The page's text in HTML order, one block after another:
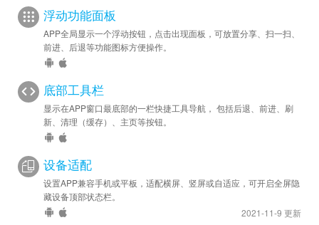
浮动功能面板
APP全局显示一个浮动按钮，点击出现面板，可放置分享、扫一扫、
前进、后退等功能图标方便操作。
底部工具栏
显示在APP窗口最底部的一栏快捷工具导航， 包括后退、前进、刷
新、清理（缓存）、主页等按钮。
设备适配
设置APP兼容手机或平板，适配横屏、竖屏或自适应，可开启全屏隐
藏设备顶部状态栏。
2021-11-9 更新